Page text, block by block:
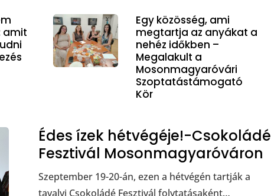
amit
Egy közösség, ami
megtartja az anyákat a
nehéz időkben –
Megalakult a
Mosonmagyaróvári
Szoptatástámogató
Kör
Édes ízek hétvégéje!-Csokoládé
Fesztivál Mosonmagyaróváron
Szeptember 19-20-án, ezen a hétvégén tartják a
tavalyi Csokoládé Fesztivál folytatásaként…